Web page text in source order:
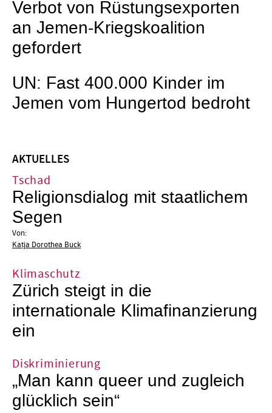
Verbot von Rüstungsexporten
an Jemen-Kriegskoalition
gefordert
UN: Fast 400.000 Kinder im
Jemen vom Hungertod bedroht
AKTUELLES
Tschad
Religionsdialog mit staatlichem
Segen
Von:
Katja Dorothea Buck
Klimaschutz
Zürich steigt in die
internationale Klimafinanzierung
ein
Diskriminierung
„Man kann queer und zugleich
glücklich sein“